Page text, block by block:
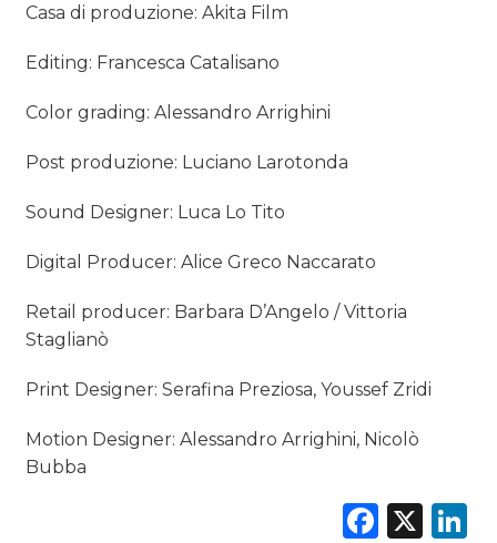
Casa di produzione: Akita Film
Editing: Francesca Catalisano
Color grading: Alessandro Arrighini
Post produzione: Luciano Larotonda
Sound Designer: Luca Lo Tito
Digital Producer: Alice Greco Naccarato
Retail producer: Barbara D’Angelo / Vittoria
Staglianò
Print Designer: Serafina Preziosa, Youssef Zridi
Motion Designer: Alessandro Arrighini, Nicolò
Bubba
X